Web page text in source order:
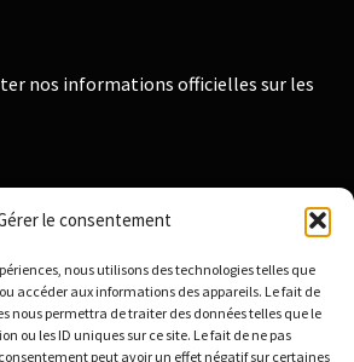
le consentement
nous utilisons des technologies telles que
accéder aux informations des appareils. Le fait de
nous permettra de traiter des données telles que le
ou les ID uniques sur ce site. Le fait de ne pas
peut avoir un effet négatif sur certaines
nos informations officielles sur les
la Propriété Industrielle :